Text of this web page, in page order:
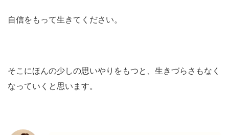
自信をもって生きてください。
そこにほんの少しの思いやりをもつと、生きづらさもなく
なっていくと思います。